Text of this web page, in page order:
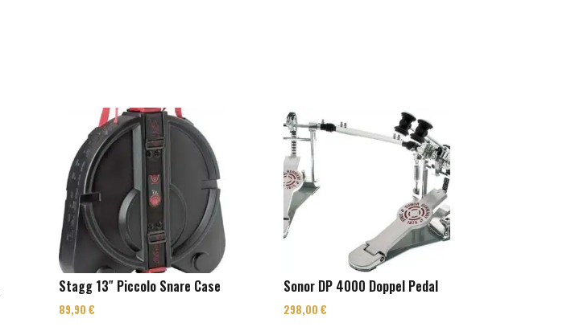
Stagg 13″ Piccolo Snare Case
89,90€
Sonor DP 4000 Doppel Pedal
298,00€